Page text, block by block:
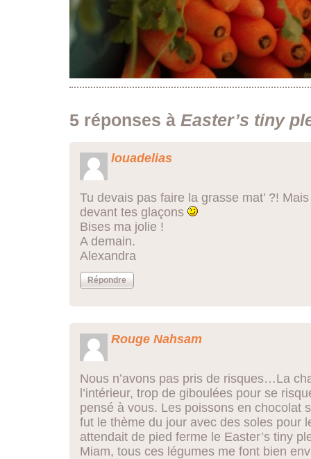
5 réponses à Easter’s tiny
louadelias
Tu devais pas faire la grasse mat’ ?!
devant tes glaçons
Bises ma jolie !
A demain.
Alexandra
Répondre
Rouge Nahsam
Nous n’avons pas pris de risques…La
l’intérieur, trop de giboulées pour se
pensé à vous. Les poissons en chocolat
fut le thème du jour avec des soles pour
attendait de pied ferme le Easter’s tiny
Miam, tous ces légumes me font bien